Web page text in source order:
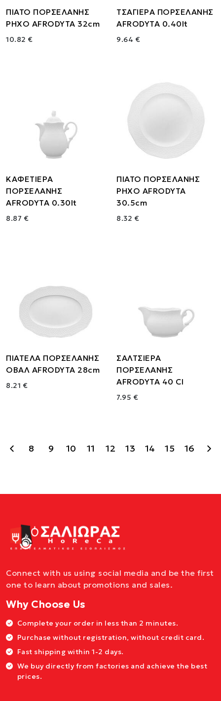
ΠΙΑΤΟ ΠΟΡΣΕΛΑΝΗΣ
ΡΗΧΟ AFRODYTA 32cm
10.82 €
ΤΣΑΓΙΕΡΑ ΠΟΡΣΕΛΑΝΗΣ
AFRODYTA 0.40lt
9.64 €
ΚΑΦΕΤΙΕΡΑ
ΠΟΡΣΕΛΑΝΗΣ
AFRODYTA 0.30lt
8.87 €
ΠΙΑΤΟ ΠΟΡΣΕΛΑΝΗΣ
ΡΗΧΟ AFRODYTA
30.5cm
8.32 €
ΠΙΑΤΕΛΑ ΠΟΡΣΕΛΑΝΗΣ
ΟΒΑΛ AFRODYTA 28cm
8.21 €
ΣΑΛΤΣΙΕΡΑ
ΠΟΡΣΕΛΑΝΗΣ
AFRODYTA 40 Cl
7.95 €
8 9 10 11 12 13 14 15 16
Connect with us using social media and be the first
one to learn about promotions and sales.
Why Choose Us
Complete your order in less than 2 minutes.
Purchase without registration, without credit card.
Fast shipping within 1-2 days.
We buy directly from factories and achieve the best
prices.